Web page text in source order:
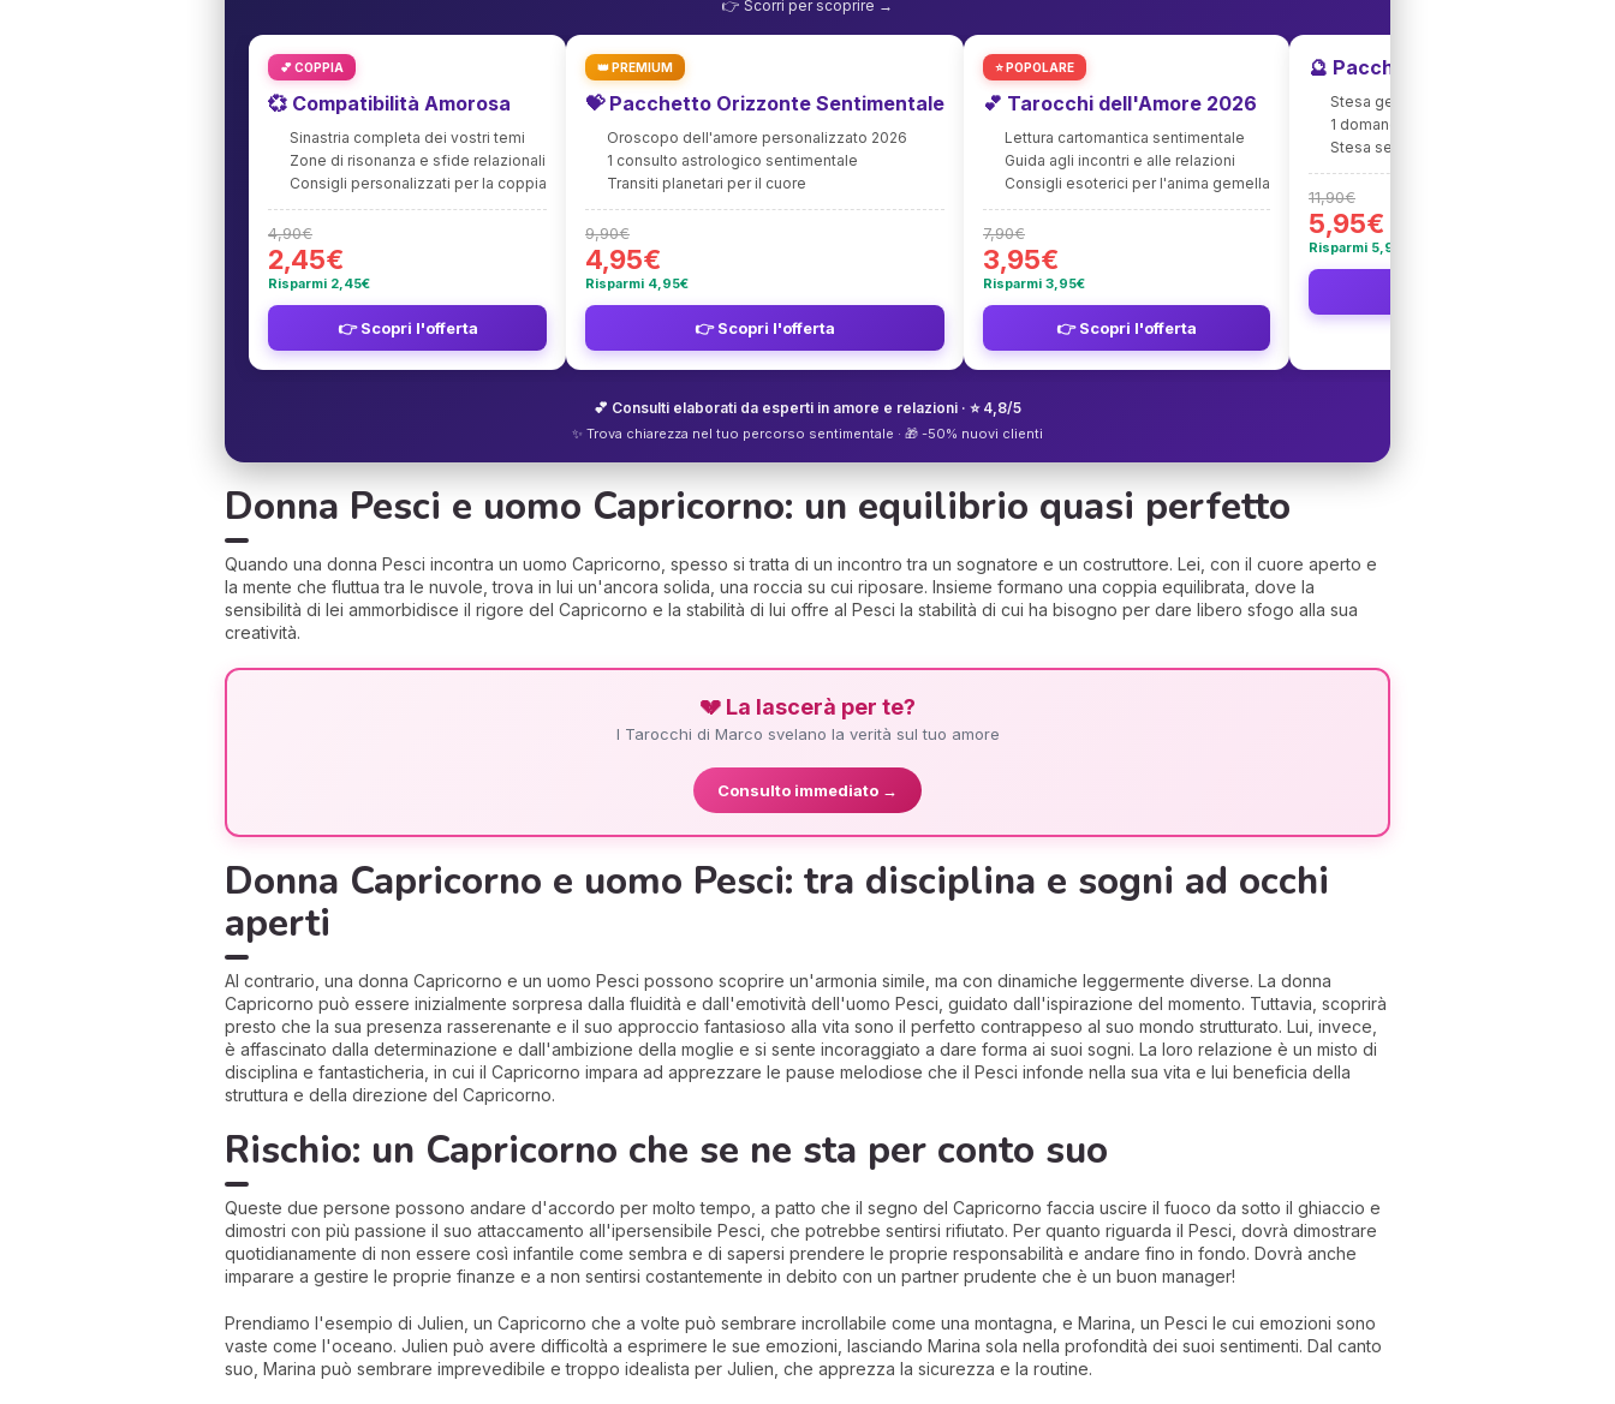
👉 Scorri per scoprire →
💕 COPPIA
💞 Compatibilità Amorosa
Sinastria completa dei vostri temi
Zone di risonanza e sfide relazionali
Consigli personalizzati per la coppia
4,90€
2,45€
Risparmi 2,45€
👉 Scopri l'offerta
👑 PREMIUM
💝 Pacchetto Orizzonte Sentimentale
Oroscopo dell'amore personalizzato 2026
1 consulto astrologico sentimentale
Transiti planetari per il cuore
9,90€
4,95€
Risparmi 4,95€
👉 Scopri l'offerta
⭐ POPOLARE
💕 Tarocchi dell'Amore 2026
Lettura cartomantica sentimentale
Guida agli incontri e alle relazioni
Consigli esoterici per l'anima gemella
7,90€
3,95€
Risparmi 3,95€
👉 Scopri l'offerta
🔮 Pacchetto Tarocchi + Amore
Stesa generale approfondita 2026
1 domanda personalizzata d'amore
Stesa sentimentale in omaggio 💝
11,90€
5,95€
Risparmi 5,95€
💕 Consulti elaborati da esperti in amore e relazioni · ⭐ 4,8/5
✨ Trova chiarezza nel tuo percorso sentimentale · 🎁 -50% nuovi clienti
Donna Pesci e uomo Capricorno: un equilibrio quasi perfetto
Quando una donna Pesci incontra un uomo Capricorno, spesso si tratta di un incontro tra un sognatore e un costruttore. Lei, con il cuore aperto e
la mente che fluttua tra le nuvole, trova in lui un'ancora solida, una roccia su cui riposare. Insieme formano una coppia equilibrata, dove la
sensibilità di lei ammorbidisce il rigore del Capricorno e la stabilità di lui offre al Pesci la stabilità di cui ha bisogno per dare libero sfogo alla sua
creatività.
💔 La lascerà per te?
I Tarocchi di Marco svelano la verità sul tuo amore
Consulto immediato →
Donna Capricorno e uomo Pesci: tra disciplina e sogni ad occhi
aperti
Al contrario, una donna Capricorno e un uomo Pesci possono scoprire un'armonia simile, ma con dinamiche leggermente diverse. La donna
Capricorno può essere inizialmente sorpresa dalla fluidità e dall'emotività dell'uomo Pesci, guidato dall'ispirazione del momento. Tuttavia, scoprirà
presto che la sua presenza rasserenante e il suo approccio fantasioso alla vita sono il perfetto contrappeso al suo mondo strutturato. Lui, invece,
è affascinato dalla determinazione e dall'ambizione della moglie e si sente incoraggiato a dare forma ai suoi sogni. La loro relazione è un misto di
disciplina e fantasticheria, in cui il Capricorno impara ad apprezzare le pause melodiose che il Pesci infonde nella sua vita e lui beneficia della
struttura e della direzione del Capricorno.
Rischio: un Capricorno che se ne sta per conto suo
Queste due persone possono andare d'accordo per molto tempo, a patto che il segno del Capricorno faccia uscire il fuoco da sotto il ghiaccio e
dimostri con più passione il suo attaccamento all'ipersensibile Pesci, che potrebbe sentirsi rifiutato. Per quanto riguarda il Pesci, dovrà dimostrare
quotidianamente di non essere così infantile come sembra e di sapersi prendere le proprie responsabilità e andare fino in fondo. Dovrà anche
imparare a gestire le proprie finanze e a non sentirsi costantemente in debito con un partner prudente che è un buon manager!
Prendiamo l'esempio di Julien, un Capricorno che a volte può sembrare incrollabile come una montagna, e Marina, un Pesci le cui emozioni sono
vaste come l'oceano. Julien può avere difficoltà a esprimere le sue emozioni, lasciando Marina sola nella profondità dei suoi sentimenti. Dal canto
suo, Marina può sembrare imprevedibile e troppo idealista per Julien, che apprezza la sicurezza e la routine.